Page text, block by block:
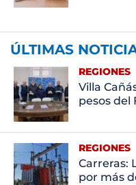
ÚLTIMAS
REGIONES
Villa
pesos del
REGIONES
Carreras:
por más